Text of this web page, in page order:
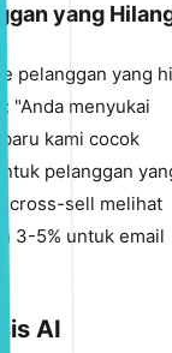
yang
pelanggan yang
"Anda menyukai
kami cocok
pelanggan
cross-sell melihat
3-5% untuk email
AI